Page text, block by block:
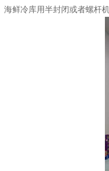
海鲜冷库用半封闭或者螺杆